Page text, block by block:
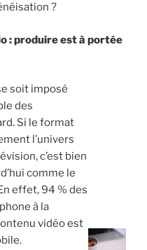
?
: produire est à portée
soit imposé
des
Si le format
l’univers
c’est bien
comme le
effet, 94 % des
à la
vidéo est